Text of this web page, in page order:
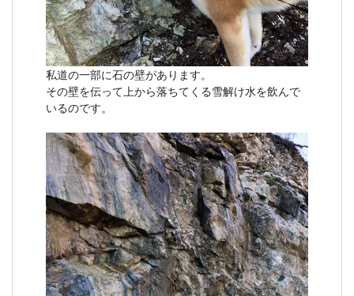
私道の一部に石の壁があります。
その壁を伝って上から落ちてくる雪解け水を飲んで
いるのです。